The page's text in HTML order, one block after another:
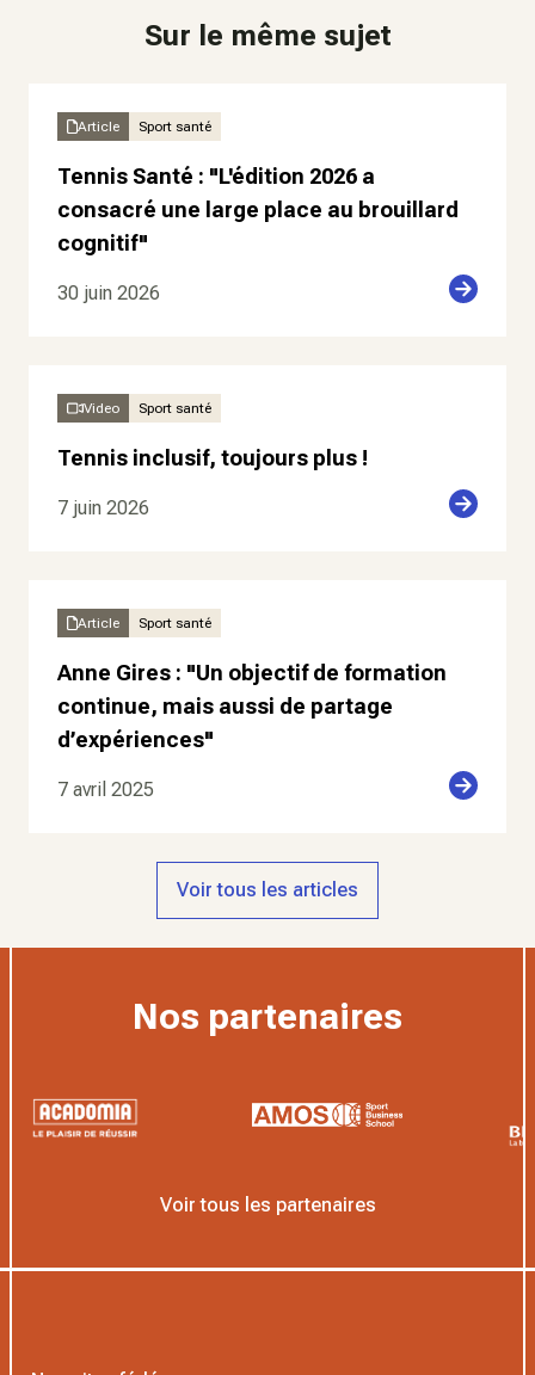
Sur le même sujet
Article Sport santé
Tennis Santé : "L'édition 2026 a
consacré une large place au brouillard
cognitif"
30 juin 2026
Video Sport santé
Tennis inclusif, toujours plus !
7 juin 2026
Article Sport santé
Anne Gires : "Un objectif de formation
continue, mais aussi de partage
d’expériences"
7 avril 2025
Voir tous les articles
Nos partenaires
Voir tous les partenaires